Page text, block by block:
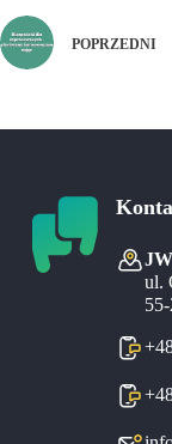
POPRZEDNI
ul.